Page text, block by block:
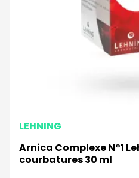
LEHNING
Arnica Complexe N°1
courbatures 30 ml